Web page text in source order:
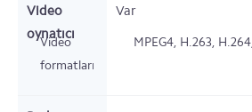
Video
oynatıcı
Var
Video
formatları
MPEG4, H.263,